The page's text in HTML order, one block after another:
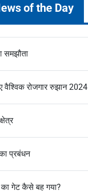
of the Day
समझौता
वैश्विक रोजगार रुझान 2024
प्रबंधन
का गेट कैसे बह गया?